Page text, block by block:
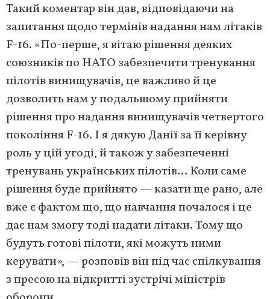
Такий коментар він дав, відповідаючи на
запитання щодо термінів надання нам літаків
F-16. «По-перше, я вітаю рішення деяких
союзників по НАТО забезпечити тренування
пілотів винищувачів, це важливо й це
дозволить нам у подальшому прийняти
рішення про надання винищувачів четвертого
покоління F-16. І я дякую Данії за її керівну
роль у цій угоді, й також у забезпеченні
тренувань українських пілотів… Коли саме
рішення буде прийнято — казати ще рано, але
вже є фактом що, що навчання почалося і це
дає нам змогу тоді надати літаки. Тому що
будуть готові пілоти, які можуть ними
керувати», — розповів він під час спілкування
з пресою на відкритті зустрічі міністрів